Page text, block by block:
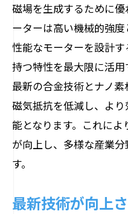
磁場を生成するために
ーターは高い機械的強
性能なモーターを設計
持つ特性を最大限に活用
最新の合金技術とナノ
磁気抵抗を低減し、よ
能となります。これに
が向上し、多様な産業
す。
最新技術が向上